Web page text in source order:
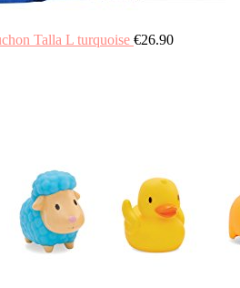
Talla L turquoise €26.90